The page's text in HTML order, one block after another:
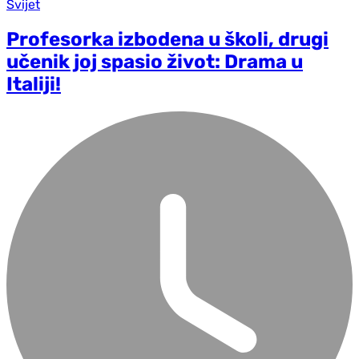
Svijet
Profesorka izbodena u školi, drugi
učenik joj spasio život: Drama u
Italiji!